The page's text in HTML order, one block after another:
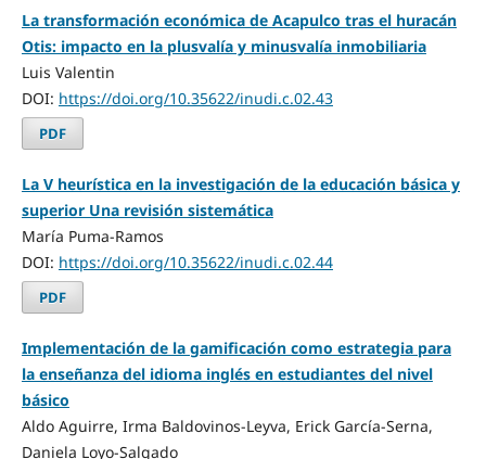
La transformación económica de Acapulco tras el huracán
Otis: impacto en la plusvalía y minusvalía inmobiliaria
Luis Valentin
DOI: https://doi.org/10.35622/inudi.c.02.43
PDF
La V heurística en la investigación de la educación básica y
superior Una revisión sistemática
María Puma-Ramos
DOI: https://doi.org/10.35622/inudi.c.02.44
PDF
Implementación de la gamificación como estrategia para
la enseñanza del idioma inglés en estudiantes del nivel
básico
Aldo Aguirre, Irma Baldovinos-Leyva, Erick García-Serna,
Daniela Loyo-Salgado